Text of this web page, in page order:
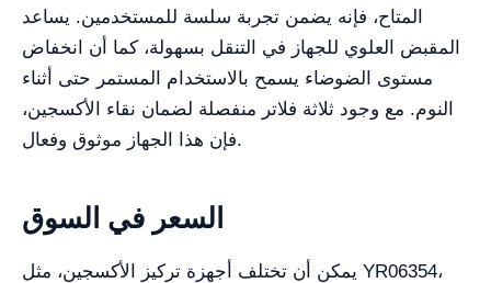
المتاح، فإنه يضمن تجربة سلسة للمستخدمين. يساعد
المقبض العلوي للجهاز في التنقل بسهولة، كما أن انخفاض
مستوى الضوضاء يسمح بالاستخدام المستمر حتى أثناء
النوم. مع وجود ثلاثة فلاتر منفصلة لضمان نقاء الأكسجين،
فإن هذا الجهاز موثوق وفعال.
السعر في السوق
يمكن أن تختلف أجهزة تركيز الأكسجين، مثل YR06354،